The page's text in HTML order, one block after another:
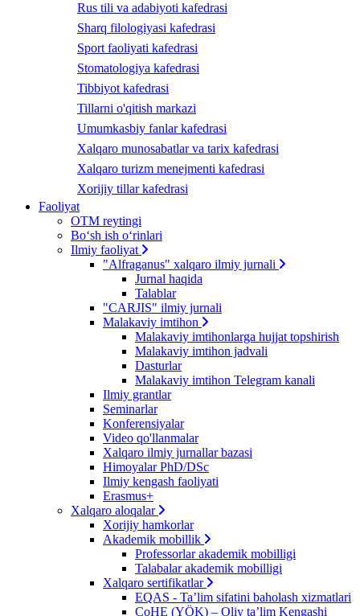
Rus tili va adabiyoti kafedrasi
Sharq filologiyasi kafedrasi
Sport faoliyati kafedrasi
Stomatologiya kafedrasi
Tibbiyot kafedrasi
Tillarni o'qitish markazi
Umumkasbiy fanlar kafedrasi
Xalqaro munosabatlar va tarix kafedrasi
Xalqaro turizm menejmenti kafedrasi
Xorijiy tillar kafedrasi
Faoliyat
OTM reytingi
Bo‘sh ish o‘rinlari
Ilmiy faoliyat
"Alfraganus" xalqaro ilmiy jurnali
Jurnal haqida
Talablar
"CARJIS" ilmiy jurnali
Malakaviy imtihon
Malakaviy imtihonlarga hujjat topshirish
Malakaviy imtihon jadvali
Dasturlar
Malakaviy imtihon Telegram kanali
Ilmiy grantlar
Seminarlar
Konferensiyalar
Video qo'llanmalar
Xalqaro ilmiy jurnallar bazasi
Himoyalar PhD/DSc
Ilmiy kengash faoliyati
Erasmus+
Xalqaro aloqalar
Xorijiy hamkorlar
Akademik mobillik
Professorlar akademik mobilligi
Talabalar akademik mobilligi
Xalqaro sertifikatlar
EQAS - Ta’lim sifatini baholash xizmatlari
CoHE (YÖK) – Oliy ta’lim Kengashi